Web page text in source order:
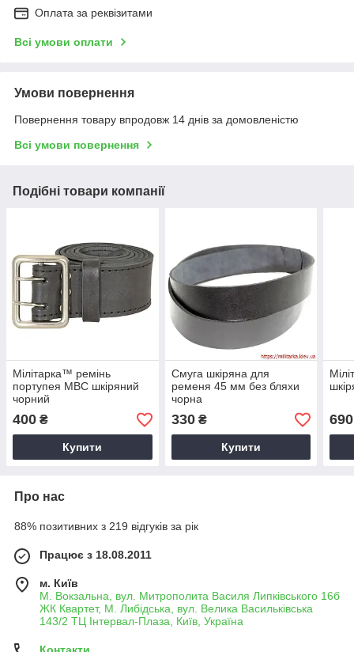
Оплата за реквізитами
Всі умови оплати
Умови повернення
Повернення товару впродовж 14 днів за домовленістю
Всі умови повернення
Подібні товари компанії
Мілітарка™ ремінь
портупея МВС шкіряний
чорний
400 ₴
Купити
Смуга шкіряна для
ременя 45 мм без бляхи
чорна
330₴
Купити
690
Про нас
88% позитивних з 219 відгуків за рік
Працює з 18.08.2011
м. Київ
М. Вокзальна, вул. Митрополита Василя Липківського 16б
ЖК Квартет, М. Либідська, вул. Велика Васильківська
143/2 ТЦ Інтервал-Плаза, Київ, Україна